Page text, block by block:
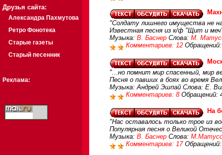
Друзья сайта:
Александра Пахмутова
Ретро Фонотека
Старые газеты
Старый песенник
Реклама:
"Солдату лишнего имущества не
Известная песня из к/ф "Щит и
Музыка: В. Баснер Слова: М.
Комментариев: 12 Обращений:
"...но помнит мир спасенный, мир
Песня о павших в боях во время
Музыка: Андрей Эшпай Слова: Е.
Комментариев: 8 Обращений:
На
"Нас оставалось только трое из
Популярная песня о Великой
Музыка: В. Баснер Слова:
Комментариев: 17 Обращений: